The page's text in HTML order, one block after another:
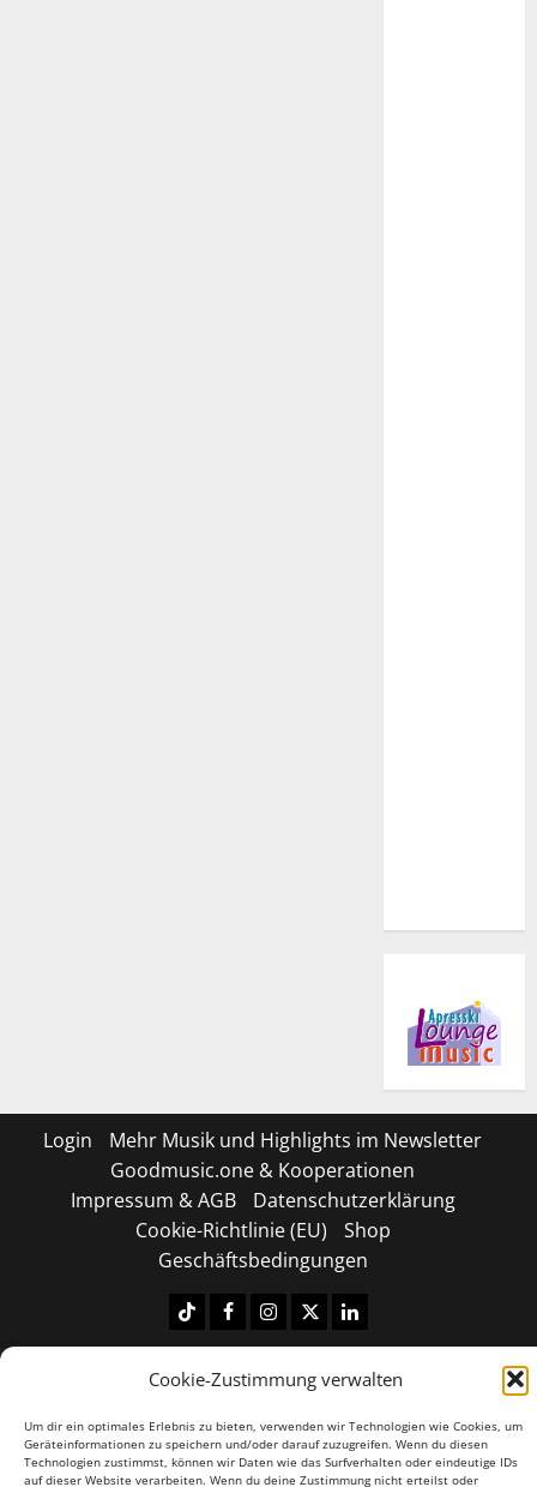
Cookie-Zustimmung verwalten
Um dir ein optimales Erlebnis zu bieten, verwenden wir Technologien wie Cookies, um
Geräteinformationen zu speichern und/oder darauf zuzugreifen. Wenn du diesen
Technologien zustimmst, können wir Daten wie das Surfverhalten oder eindeutige IDs
auf dieser Website verarbeiten. Wenn du deine Zustimmung nicht erteilst oder
Login
Mehr Musik und Highlights im Newsletter
Goodmusic.one & Kooperationen
Impressum & AGB
Datenschutzerklärung
Cookie-Richtlinie (EU)
Shop
Geschäftsbedingungen
TiktokFacebook
Instagram
X LinkedIN
Copyright © 2026 All rights reserved.|MoreNews
by